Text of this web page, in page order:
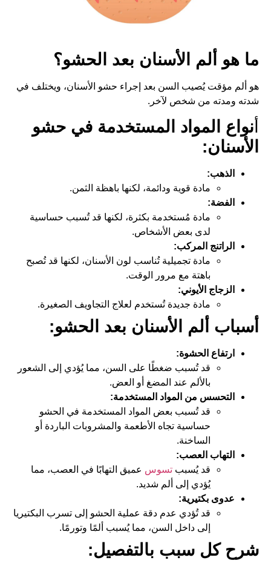
ما هو ألم الأسنان بعد الحشو؟
هو ألم مؤقت يُصيب السن بعد إجراء حشو الأسنان، ويختلف في
شدته ومدته من شخص لآخر.
نواع المواد المستخدمة في حشو
الأسنان:
الذهب:
مادة قوية ودائمة، لكنها باهظة الثمن.
الفضة:
مادة مُستخدمة بكثرة، لكنها قد تُسبب حساسية
لدى بعض الأشخاص.
الراتنج المركب:
مادة تجميلية تُناسب لون الأسنان، لكنها قد تُصبح
باهتة مع مرور الوقت.
الزجاج الأيوني:
مادة جديدة تُستخدم لعلاج التجاويف الصغيرة.
أسباب ألم الأسنان بعد الحشو:
ارتفاع الحشوة:
قد تُسبب ضغطًا على السن، مما يُؤدي إلى الشعور
بالألم عند المضغ أو العض.
التحسس من المواد المستخدمة:
قد تُسبب بعض المواد المستخدمة في الحشو
حساسية تجاه الأطعمة والمشروبات الباردة أو
الساخنة.
التهاب العصب:
قد يُسبب تسوس عميق التهابًا في العصب، مما
يُؤدي إلى ألم شديد.
عدوى بكتيرية:
قد تُؤدي عدم دقة عملية الحشو إلى تسرب البكتيريا
إلى داخل السن، مما يُسبب ألمًا وتورمًا.
شرح كل سبب بالتفصيل: